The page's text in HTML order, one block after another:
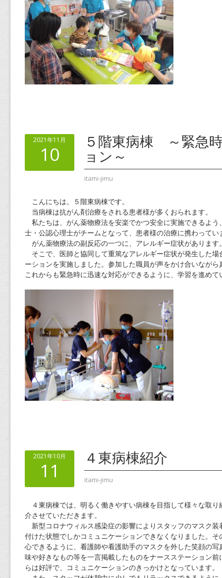
2021年11月
10
５階東病棟 ～緊急
ョン～
itami-jimu
こんにちは。５階東病棟です。
当病棟は抗がん剤治療をされる患者様が多くおられます。
私たちは、がん薬物療法を安楽でかつ安全に実施できるよう
士・公認心理士がチームとなって、患者様の治療に携わってい
がん薬物療法の副反応の一つに、アレルギー症状があります
そこで、医師と協同して重篤なアレルギー症状が発生した場
ーションを実施しました。参加した職員が声をかけ合いなが
これからも緊急時に迅速な対応ができるように、学習を進め
2021年10月
11
４東病棟紹介
itami-jimu
４東病棟では、明るく働きやすい病棟を目指して様々な取り
介させていただきます。
新型コロナウィルス感染症の影響によりスタッフのマスク装
付けた状態でしかコミュニケーションできなくなりました。
心できるように、看護師や看護助手のマスクを外した笑顔の
味や好きなもの等を一言掲載したものをナースステーション
らは好評で、コミュニケーションのきっかけとなっています。